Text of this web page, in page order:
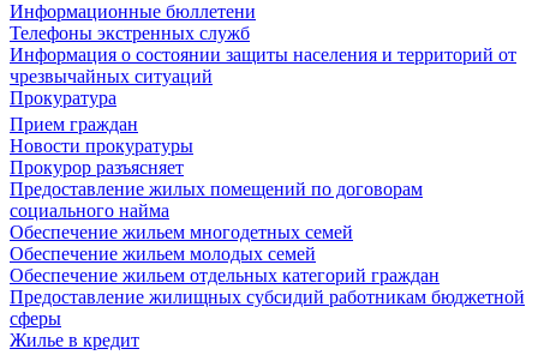
Информационные бюллетени
Телефоны экстренных служб
Информация о состоянии защиты населения и территорий от
чрезвычайных ситуаций
Прокуратура
Прием граждан
Новости прокуратуры
Прокурор разъясняет
Предоставление жилых помещений по договорам
социального найма
Обеспечение жильем многодетных семей
Обеспечение жильем молодых семей
Обеспечение жильем отдельных категорий граждан
Предоставление жилищных субсидий работникам бюджетной
сферы
Жилье в кредит